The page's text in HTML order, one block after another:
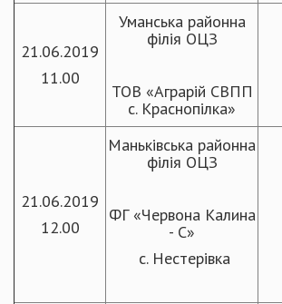
21.06.2019
11.00
Уманська районна
філія ОЦЗ
ТОВ «Аграрій СВПП
с. Краснопілка»
21.06.2019
12.00
Маньківська районна
філія ОЦЗ
ФГ «Червона Калина
- С»
с. Нестерівка